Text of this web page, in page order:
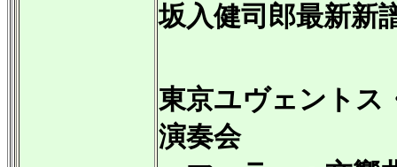
坂入健司郎最新新
東京ユヴェントス
演奏会